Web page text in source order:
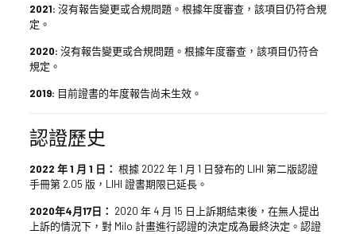
2021: 沒有報告變更或合規問題。根據年度審查，該項目仍符合規
定。
2020: 沒有報告變更或合規問題。根據年度審查，該項目仍符合
規定。
2019: 目前證書的年度報告尚未生效。
認證歷史
2022 年 1 月 1 日： 根據 2022 年 1 月 1 日發布的 LIHI 第二版認證
手冊第 2.05 版，LIHI 證書期限已延長。
2020年4月17日： 2020 年 4 月 15 日上訴期結束後，在無人提出
上訴的情況下，對 Milo 計畫進行認證的決定成為最終決定。認證